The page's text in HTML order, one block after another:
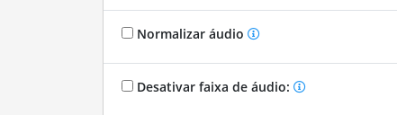
Normalizar áudio
Desativar faixa de áudio: